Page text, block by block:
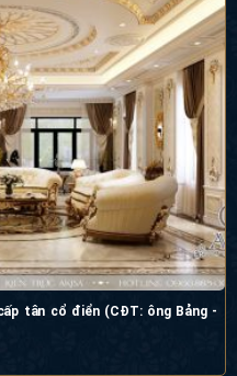
tân cổ điển (CĐT: ông Bảng -